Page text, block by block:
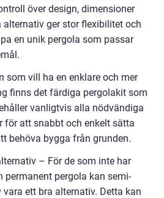
över design, dimensioner
ger stor flexibilitet och
en unik pergola som passar
som vill ha en enklare och mer
finns det färdiga pergolakit som
vanligtvis alla nödvändiga
för att snabbt och enkelt sätta
behöva bygga från grunden.
– För de som inte har
permanent pergola kan semi-
ett bra alternativ. Detta kan